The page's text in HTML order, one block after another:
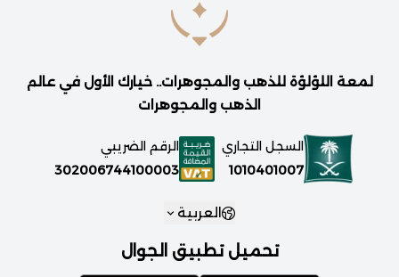
لمعة اللؤلؤة للذهب والمجوهرات.. خيارك الأول في عالم
الذهب والمجوهرات
السجل التجاري
1010401007
الرقم الضريبي
302006744100003
العربية
تحميل تطبيق الجوال